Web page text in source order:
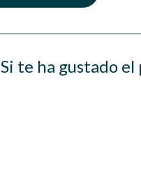
Si te ha gustado el